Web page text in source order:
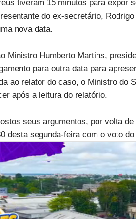
tiveram 15 minutos para expor
do ex-secretário,
nova data.
Ministro Humberto Martins,
para outra data para
ao relator do caso, o Ministro do
após a leitura do relatório.
seus argumentos, por volta
desta segunda-feira com o voto